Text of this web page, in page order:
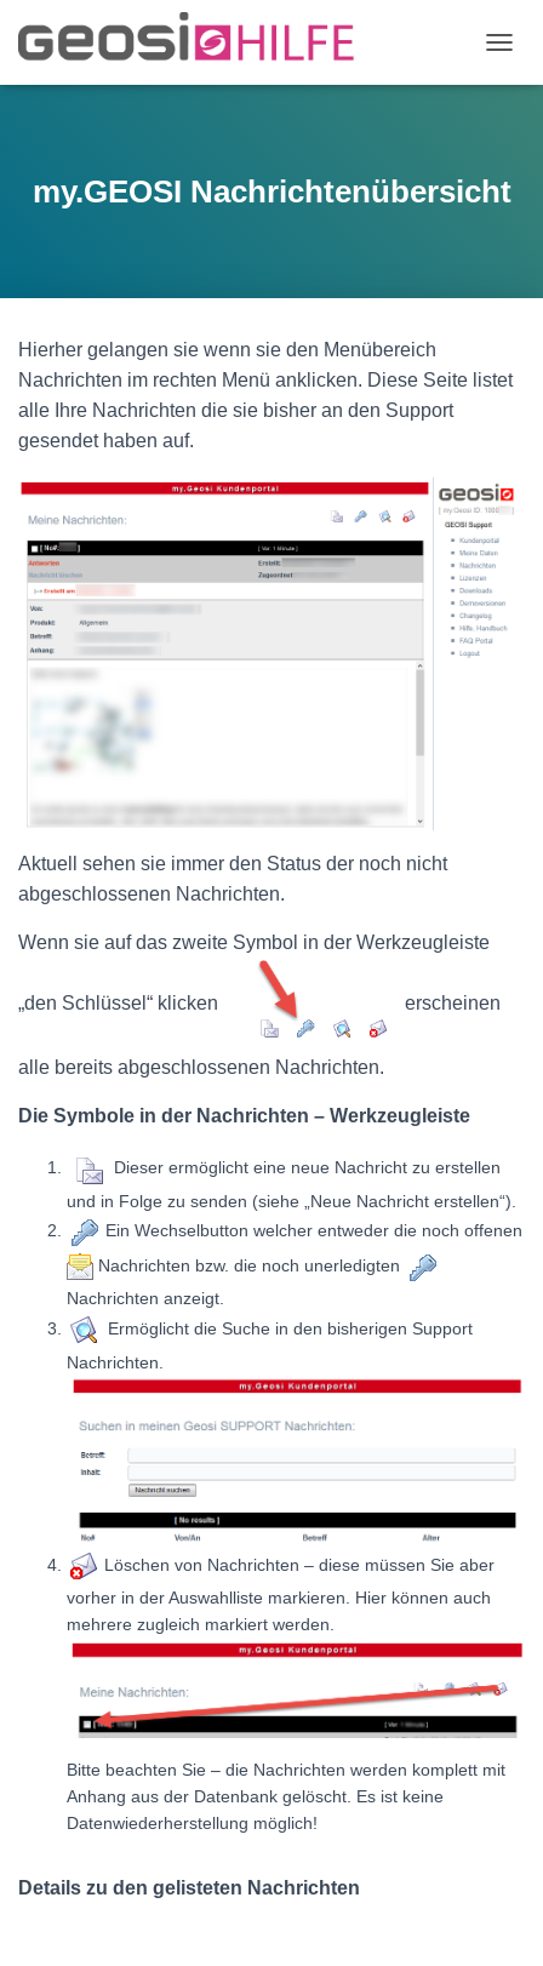
A
T
H
N
my.GEOSI Nachrichtenübersicht
Hierher gelangen sie wenn sie den Menübereich
Nachrichten im rechten Menü anklicken. Diese Seite listet
alle Ihre Nachrichten die sie bisher an den Support
gesendet haben auf.
Aktuell sehen sie immer den Status der noch nicht
abgeschlossenen Nachrichten.
Wenn sie auf das zweite Symbol in der Werkzeugleiste
„den Schlüssel“ klicken erscheinen
alle bereits abgeschlossenen Nachrichten.
Die Symbole in der Nachrichten – Werkzeugleiste
Dieser ermöglicht eine neue Nachricht zu erstellen
und in Folge zu senden (siehe „Neue Nachricht erstellen“).
Ein Wechselbutton welcher entweder die noch offenen
Nachrichten bzw. die noch unerledigten
Nachrichten anzeigt.
Ermöglicht die Suche in den bisherigen Support
Nachrichten.
Löschen von Nachrichten – diese müssen Sie aber
vorher in der Auswahlliste markieren. Hier können auch
mehrere zugleich markiert werden.
Bitte beachten Sie – die Nachrichten werden komplett mit
Anhang aus der Datenbank gelöscht. Es ist keine
Datenwiederherstellung möglich!
Details zu den gelisteten Nachrichten